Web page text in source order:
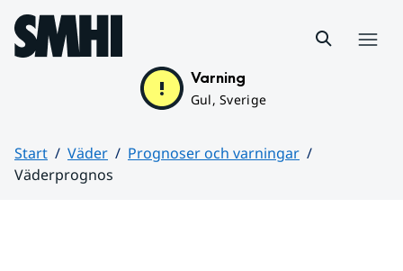
Hoppa till sidans innehåll
Varning
Gul, Sverige
Start Väder
Prognoser och varningar
Väderprognos